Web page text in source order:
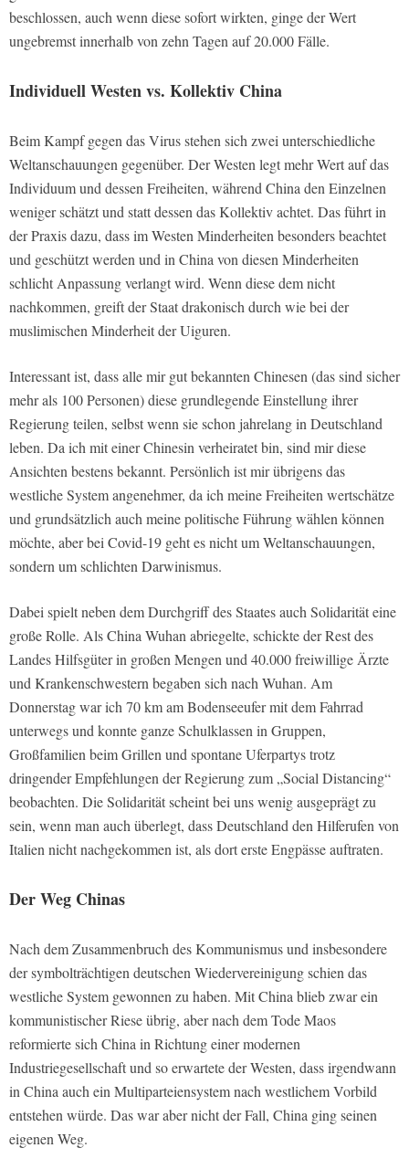
beschlossen, auch wenn diese sofort wirkten, ginge der Wert
ungebremst innerhalb von zehn Tagen auf 20.000 Fälle.
Individuell Westen vs. Kollektiv China
Beim Kampf gegen das Virus stehen sich zwei unterschiedliche
Weltanschauungen gegenüber. Der Westen legt mehr Wert auf das
Individuum und dessen Freiheiten, während China den Einzelnen
weniger schätzt und statt dessen das Kollektiv achtet. Das führt in
der Praxis dazu, dass im Westen Minderheiten besonders beachtet
und geschützt werden und in China von diesen Minderheiten
schlicht Anpassung verlangt wird. Wenn diese dem nicht
nachkommen, greift der Staat drakonisch durch wie bei der
muslimischen Minderheit der Uiguren.
Interessant ist, dass alle mir gut bekannten Chinesen (das sind sicher
mehr als 100 Personen) diese grundlegende Einstellung ihrer
Regierung teilen, selbst wenn sie schon jahrelang in Deutschland
leben. Da ich mit einer Chinesin verheiratet bin, sind mir diese
Ansichten bestens bekannt. Persönlich ist mir übrigens das
westliche System angenehmer, da ich meine Freiheiten wertschätze
und grundsätzlich auch meine politische Führung wählen können
möchte, aber bei Covid-19 geht es nicht um Weltanschauungen,
sondern um schlichten Darwinismus.
Dabei spielt neben dem Durchgriff des Staates auch Solidarität eine
große Rolle. Als China Wuhan abriegelte, schickte der Rest des
Landes Hilfsgüter in großen Mengen und 40.000 freiwillige Ärzte
und Krankenschwestern begaben sich nach Wuhan. Am
Donnerstag war ich 70 km am Bodenseeufer mit dem Fahrrad
unterwegs und konnte ganze Schulklassen in Gruppen,
Großfamilien beim Grillen und spontane Uferpartys trotz
dringender Empfehlungen der Regierung zum „Social Distancing“
beobachten. Die Solidarität scheint bei uns wenig ausgeprägt zu
sein, wenn man auch überlegt, dass Deutschland den Hilferufen von
Italien nicht nachgekommen ist, als dort erste Engpässe auftraten.
Der Weg Chinas
Nach dem Zusammenbruch des Kommunismus und insbesondere
der symbolträchtigen deutschen Wiedervereinigung schien das
westliche System gewonnen zu haben. Mit China blieb zwar ein
kommunistischer Riese übrig, aber nach dem Tode Maos
reformierte sich China in Richtung einer modernen
Industriegesellschaft und so erwartete der Westen, dass irgendwann
in China auch ein Multiparteiensystem nach westlichem Vorbild
entstehen würde. Das war aber nicht der Fall, China ging seinen
eigenen Weg.